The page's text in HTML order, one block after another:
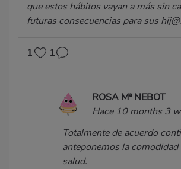
que estos hábitos vayan a más sin
futuras consecuencias para sus
1 1
ROSA Mª NEBOT
Hace 10 months 3
Totalmente de acuerdo
anteponemos la comodidad
salud.